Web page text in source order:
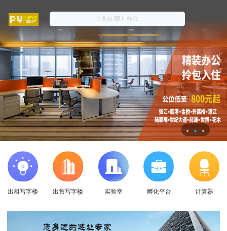
出租写字楼 出售写字楼 实验室 孵化平台 计算器